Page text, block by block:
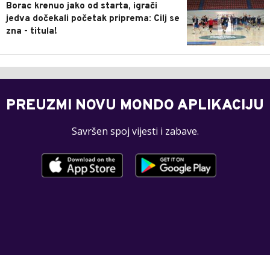
Borac krenuo jako od starta, igrači
jedva dočekali početak priprema: Cilj se
zna - titula!
PREUZMI NOVU MONDO APLIKACIJU
Savršen spoj vijesti i zabave.